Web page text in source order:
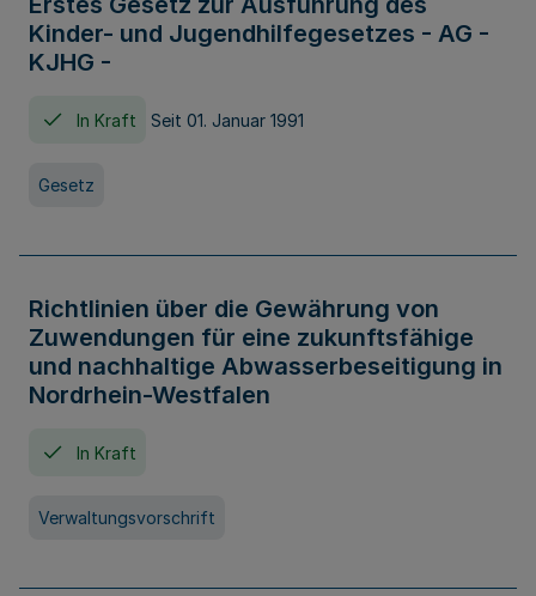
Kinder- und Jugendhilfegesetzes - AG -
KJHG -
In Kraft Seit 01. Januar 1991
Gesetz
Richtlinien über die Gewährung von
Zuwendungen für eine zukunftsfähige
und nachhaltige Abwasserbeseitigung in
Nordrhein-Westfalen
In Kraft
Verwaltungsvorschrift